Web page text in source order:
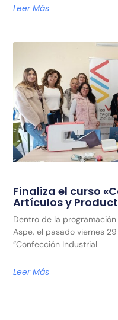
Leer Más
Finaliza el curso
Artículos y
Dentro de la
Aspe, el pasado viernes
“Confección Industrial
Leer Más